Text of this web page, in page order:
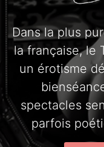
Dans la plus
la française, le
un érotisme
spectacles
parfois